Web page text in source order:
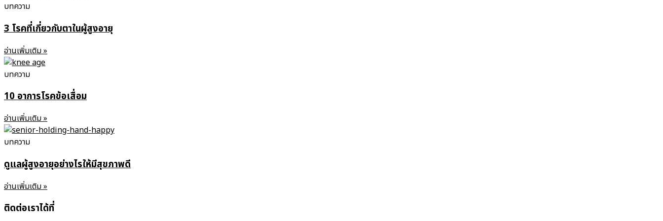
บทความ
3 โรคที่เกี่ยวกับตาในผู้สูงอายุ
อ่านเพิ่มเติม »
บทความ
10 อาการโรคข้อเสื่อม
อ่านเพิ่มเติม »
บทความ
ดูแลผู้สูงอายุอย่างไรให้มีสุขภาพดี
อ่านเพิ่มเติม »
ติดต่อเราได้ที่